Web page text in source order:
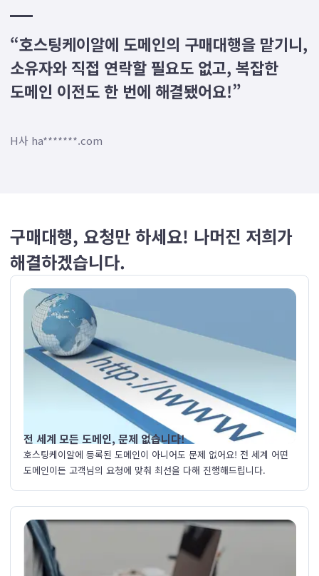
“호스팅케이알에 도메인의 구매대행을 맡기니,
소유자와 직접 연락할 필요도 없고, 복잡한
도메인 이전도 한 번에 해결됐어요!”
H사 ha*******.com
구매대행, 요청만 하세요! 나머진 저희가
해결하겠습니다.
전 세계 모든 도메인, 문제 없습니다!
호스팅케이알에 등록된 도메인이 아니어도 문제 없어요! 전 세계 어떤
도메인이든 고객님의 요청에 맞춰 최선을 다해 진행해드립니다.